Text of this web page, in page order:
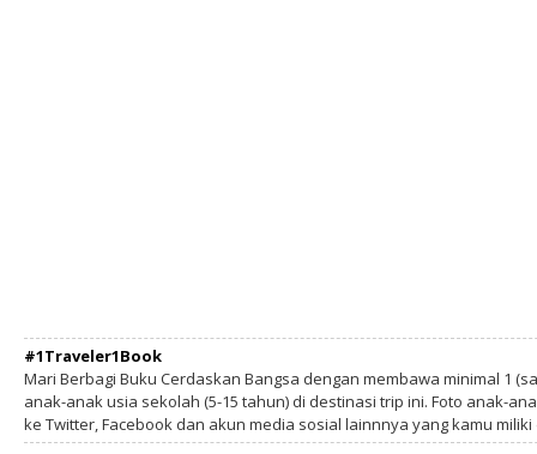
#1Traveler1Book
Mari Berbagi Buku Cerdaskan Bangsa dengan membawa minimal 1
anak-anak usia sekolah (5-15 tahun) di destinasi trip ini. Foto anak-
ke Twitter, Facebook dan akun media sosial lainnnya yang kamu